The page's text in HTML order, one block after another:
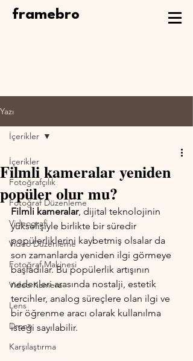
framebro
Yazı
İçerikler
Fotoğrafçılık
Fotoğraf Düzenleme
Videografi
Video Düzenleme
Fotoğraf Makinesi
Video Kamera
Lens
Drone
Karşılaştırma
İçerikler
Filmli kameralar yeniden
popüler olur mu?
Filmli kameralar, dijital teknolojinin
yükselişiyle birlikte bir süredir
popülerliklerini kaybetmiş olsalar da
son zamanlarda yeniden ilgi görmeye
başladılar. Bu popülerlik artışının
nedenleri arasında nostalji, estetik
tercihler, analog süreçlere olan ilgi ve
bir öğrenme aracı olarak kullanılma
isteği sayılabilir.